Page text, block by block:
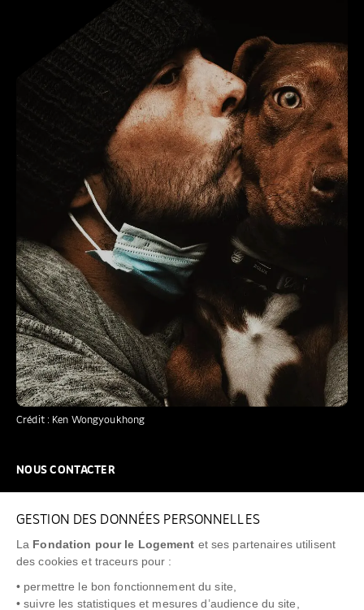
GESTION DES DONNÉES PERSONNELLES
La Fondation pour le Logement et ses partenaires utilisent
des cookies et traceurs pour :
• permettre le bon fonctionnement du site,
• suivre les statistiques et mesures d’audience du site,
Crédit : Ken Wongyoukhong
NOUS CONTACTER
FAQ
NEWSLETTER